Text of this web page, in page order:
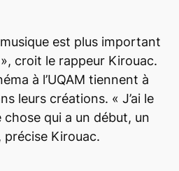
u
g
m
e
n
f
l
è
c
h
est plus important
croit le rappeur Kirouac.
à l’UQAM tiennent à
leurs créations. « J’ai le
qui a un début, un
précise Kirouac.